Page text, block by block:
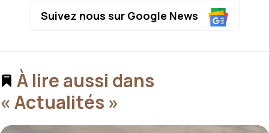
Suivez nous sur Google News
À lire aussi dans
« Actualités »